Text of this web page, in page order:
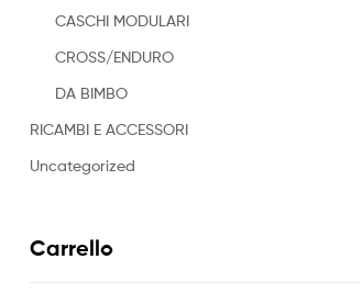
CASCHI MODULARI
CROSS/ENDURO
DA BIMBO
RICAMBI E ACCESSORI
Uncategorized
Carrello